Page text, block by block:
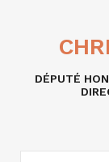
DÉPUTÉ